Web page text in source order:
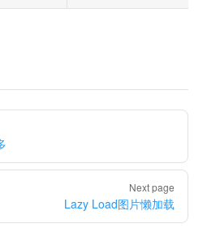
Next page
Lazy Load图片懒加载